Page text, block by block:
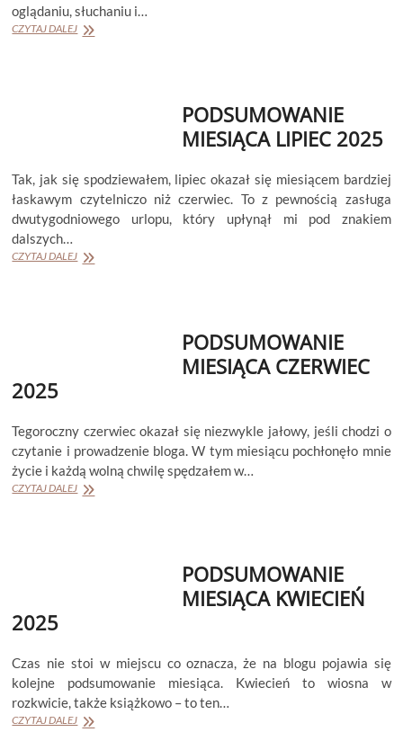
oglądaniu, słuchaniu i…
CZYTAJ DALEJPODSUMOWANIE
PODSUMOWANIE
MIESIĄCA LIPIEC 2025
Tak, jak się spodziewałem, lipiec okazał się miesiącem bardziej
łaskawym czytelniczo niż czerwiec. To z pewnością zasługa
dwutygodniowego urlopu, który upłynął mi pod znakiem
dalszych…
CZYTAJ DALEJPODSUMOWANIE
PODSUMOWANIE
MIESIĄCA CZERWIEC
2025
Tegoroczny czerwiec okazał się niezwykle jałowy, jeśli chodzi o
czytanie i prowadzenie bloga. W tym miesiącu pochłonęło mnie
życie i każdą wolną chwilę spędzałem w…
CZYTAJ DALEJPODSUMOWANIE
PODSUMOWANIE
MIESIĄCA KWIECIEŃ
2025
Czas nie stoi w miejscu co oznacza, że na blogu pojawia się
kolejne podsumowanie miesiąca. Kwiecień to wiosna w
rozkwicie, także książkowo – to ten…
CZYTAJ DALEJPODSUMOWANIE